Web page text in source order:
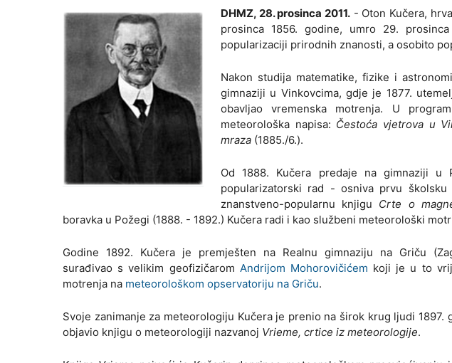
DHMZ, 28. prosinca 2011. - Oton Kučera,
prosinca 1856. godine, umro 29.
popularizaciji prirodnih znanosti, a osobito
Nakon studija matematike, fizike i
gimnaziji u Vinkovcima, gdje je 1877.
obavljao vremenska motrenja. U
meteorološka napisa: Čestoća vjetrova u
mraza (1885./6.).
Od 1888. Kučera predaje na gimnaziji u
popularizatorski rad - osniva prvu
znanstveno-popularnu knjigu Crte o
boravka u Požegi (1888. - 1892.) Kučera radi i kao službeni meteorološki
Godine 1892. Kučera je premješten na Realnu gimnaziju na Griču
surađivao s velikim geofizičarom Andrijom Mohorovičićem koji je u to
motrenja na meteorološkom opservatoriju na Griču.
Svoje zanimanje za meteorologiju Kučera je prenio na širok krug ljudi 1897.
objavio knjigu o meteorologiji nazvanoj Vrieme, crtice iz meteorologije.